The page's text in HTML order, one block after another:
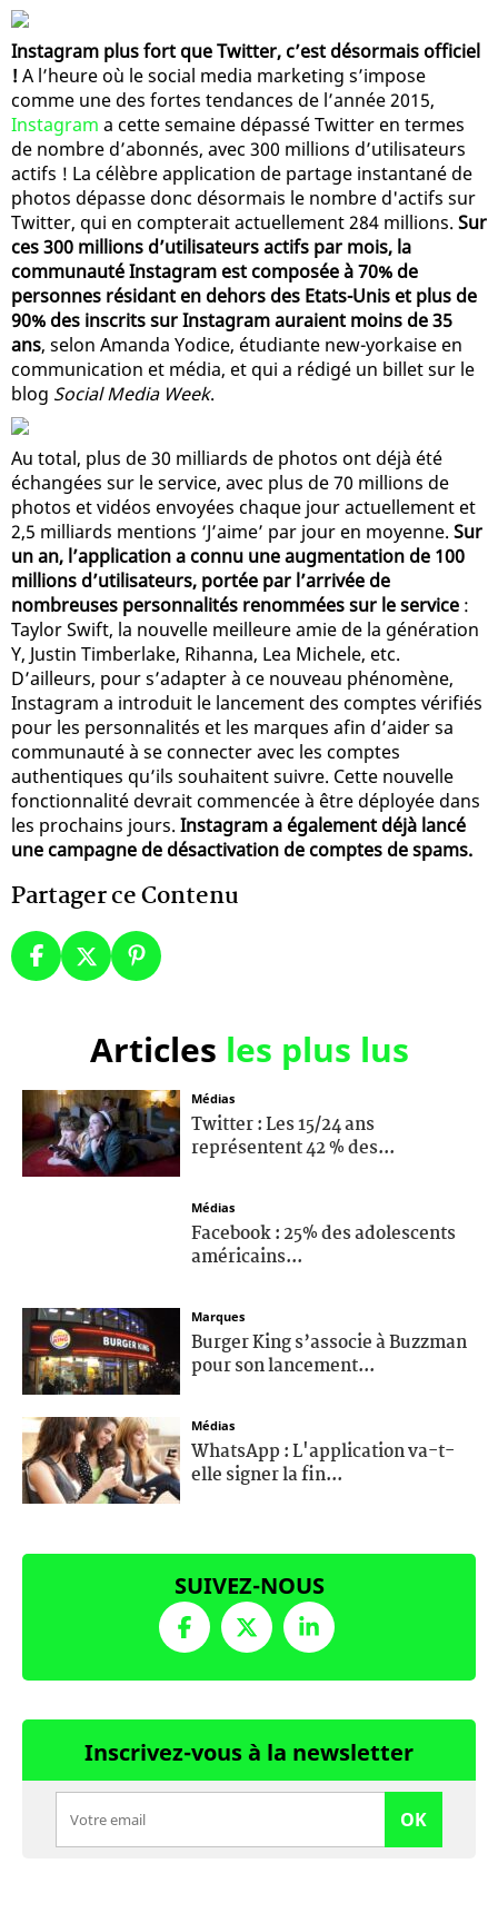
Instagram plus fort que Twitter, c’est désormais officiel
! A l’heure où le social media marketing s’impose
comme une des fortes tendances de l’année 2015,
Instagram a cette semaine dépassé Twitter en termes
de nombre d’abonnés, avec 300 millions d’utilisateurs
actifs ! La célèbre application de partage instantané de
photos dépasse donc désormais le nombre d'actifs sur
Twitter, qui en compterait actuellement 284 millions. Sur
ces 300 millions d’utilisateurs actifs par mois, la
communauté Instagram est composée à 70% de
personnes résidant en dehors des Etats-Unis et plus de
90% des inscrits sur Instagram auraient moins de 35
ans, selon Amanda Yodice, étudiante new-yorkaise en
communication et média, et qui a rédigé un billet sur le
blog Social Media Week.
Au total, plus de 30 milliards de photos ont déjà été
échangées sur le service, avec plus de 70 millions de
photos et vidéos envoyées chaque jour actuellement et
2,5 milliards mentions ‘J’aime’ par jour en moyenne. Sur
un an, l’application a connu une augmentation de 100
millions d’utilisateurs, portée par l’arrivée de
nombreuses personnalités renommées sur le service :
Taylor Swift, la nouvelle meilleure amie de la génération
Y, Justin Timberlake, Rihanna, Lea Michele, etc.
D’ailleurs, pour s’adapter à ce nouveau phénomène,
Instagram a introduit le lancement des comptes vérifiés
pour les personnalités et les marques afin d’aider sa
communauté à se connecter avec les comptes
authentiques qu’ils souhaitent suivre. Cette nouvelle
fonctionnalité devrait commencée à être déployée dans
les prochains jours. Instagram a également déjà lancé
une campagne de désactivation de comptes de spams.
Partager ce Contenu
Articles les plus lus
Médias
Twitter : Les 15/24 ans
représentent 42 % des...
Médias
Facebook : 25% des adolescents
américains...
Marques
Burger King s’associe à Buzzman
pour son lancement...
Médias
WhatsApp : L'application va-t-
elle signer la fin...
SUIVEZ-NOUS
Inscrivez-vous à la newsletter
OK